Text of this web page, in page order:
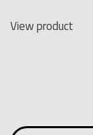
View product